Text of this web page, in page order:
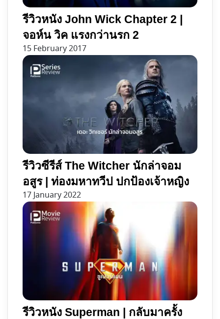
รีวิวหนัง John Wick Chapter 2 |
จอห์น วิค แรงกว่านรก 2
15 February 2017
รีวิวซีรีส์ The Witcher นักล่าจอม
อสูร | ท่องมหาทวีป ปกป้องเจ้าหญิง
17 January 2022
รีวิวหนัง Superman | กลับมาครั้ง